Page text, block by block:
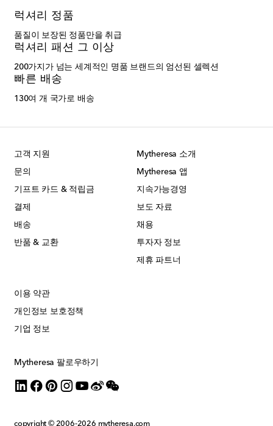
럭셔리 정품
품질이 보장된 정품만을 취급
럭셔리 패션 그 이상
200가지가 넘는 세계적인 명품 브랜드의 엄선된 셀렉션
빠른 배송
130여 개 국가로 배송
고객 지원
문의
기프트 카드 & 적립금
결제
배송
반품 & 교환
Mytheresa 소개
Mytheresa 앱
지속가능경영
보도 자료
채용
투자자 정보
제휴 파트너
이용 약관
개인정보 보호정책
기업 정보
Mytheresa 팔로우하기
copyright © 2006-2026 mytheresa.com